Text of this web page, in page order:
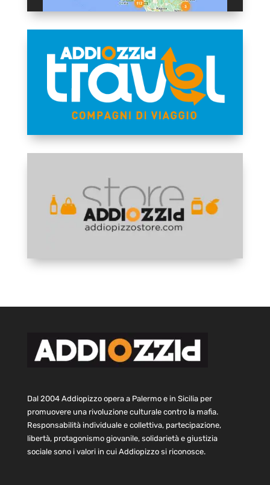
Dal 2004 Addiopizzo opera a Palermo e in Sicilia per
promuovere una rivoluzione culturale contro la mafia.
Responsabilità individuale e collettiva, partecipazione,
libertà, protagonismo giovanile, solidarietà e giustizia
sociale sono i valori in cui Addiopizzo si riconosce.